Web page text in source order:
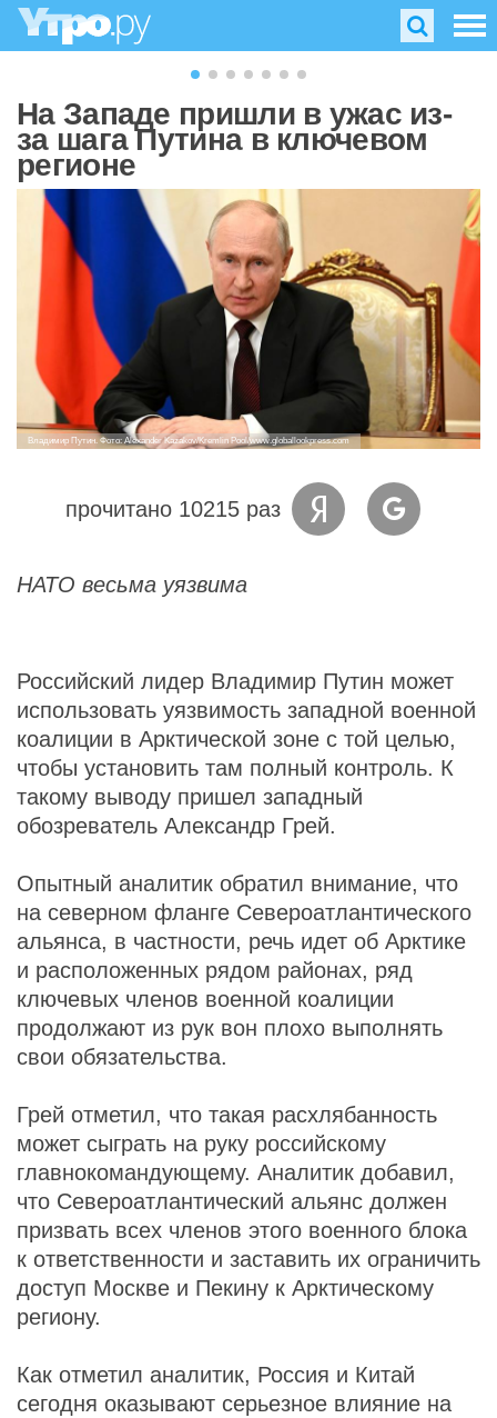
На Западе пришли в ужас из-
за шага Путина в ключевом
регионе
Владимир Путин. Фото: Alexander Kazakov/Kremlin Pool/www.globallookpress.com
прочитано 10215 раз
НАТО весьма уязвима
Российский лидер Владимир Путин может
использовать уязвимость западной военной
коалиции в Арктической зоне с той целью,
чтобы установить там полный контроль. К
такому выводу пришел западный
обозреватель Александр Грей.
Опытный аналитик обратил внимание, что
на северном фланге Североатлантического
альянса, в частности, речь идет об Арктике
и расположенных рядом районах, ряд
ключевых членов военной коалиции
продолжают из рук вон плохо выполнять
свои обязательства.
Грей отметил, что такая расхлябанность
может сыграть на руку российскому
главнокомандующему. Аналитик добавил,
что Североатлантический альянс должен
призвать всех членов этого военного блока
к ответственности и заставить их ограничить
доступ Москве и Пекину к Арктическому
региону.
Как отметил аналитик, Россия и Китай
сегодня оказывают серьезное влияние на